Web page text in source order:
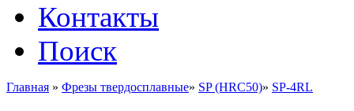
Контакты
Поиск
Главная » Фрезы твердосплавные» SP (HRC50)» SP-4RL